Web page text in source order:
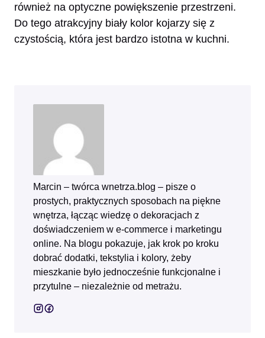
również na optyczne powiększenie przestrzeni.
Do tego atrakcyjny biały kolor kojarzy się z
czystością, która jest bardzo istotna w kuchni.
Marcin – twórca wnetrza.blog – pisze o
prostych, praktycznych sposobach na piękne
wnętrza, łącząc wiedzę o dekoracjach z
doświadczeniem w e‑commerce i marketingu
online. Na blogu pokazuje, jak krok po kroku
dobrać dodatki, tekstylia i kolory, żeby
mieszkanie było jednocześnie funkcjonalne i
przytulne – niezależnie od metrażu.